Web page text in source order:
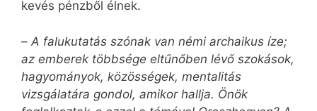
kevés pénzből élnek.
– A falukutatás szónak van némi archaikus íze;
az emberek többsége eltűnőben lévő szokások,
hagyományok, közösségek, mentalitás
vizsgálatára gondol, amikor hallja. Önök